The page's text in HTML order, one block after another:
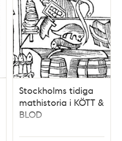
Stockholms tidiga
mathistoria i KÖTT &
BLOD